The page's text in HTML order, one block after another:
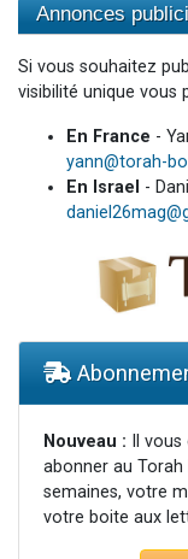
Annonces
Si vous souhaitez
visibilité unique vous
En France -
yann@torah-
En Israel -
Nouveau : Il
abonner au
semaines, votre
votre boite aux